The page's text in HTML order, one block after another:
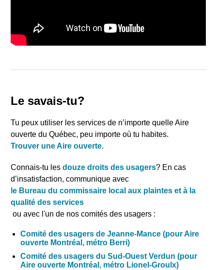
Le savais-tu?
Tu peux utiliser les services de n’importe quelle Aire
ouverte du Québec, peu importe où tu habites.
Trouver une Aire ouverte.
Connais-tu lesdouze droits des usagers? En cas
d’insatisfaction, communique avec
le Bureau du commissaire local aux plaintes et à la
qualité des services
ou avec l'un de nos comités des usagers :
Comité des usagers de Jeanne-Mance (pour Aire
ouverte Montréal, métro Berri)
Comité des usagers du Sud-Ouest Verdun (pour
Aire ouverte Montréal, métro Lionel-Groulx)